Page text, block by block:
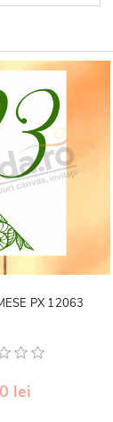
PX 12063
lei